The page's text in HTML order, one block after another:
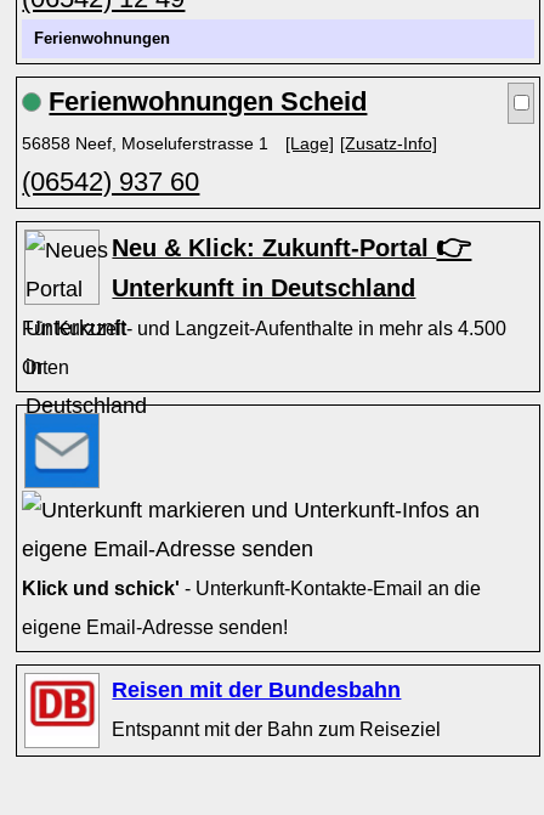
Ferienwohnungen
Ferienwohnungen Scheid
56858 Neef, Moseluferstrasse 1 [Lage] [Zusatz-Info]
(06542) 937 60
Neu & Klick: Zukunft-Portal 👉
Unterkunft in Deutschland
Für Kurzzeit- und Langzeit-Aufenthalte in mehr als 4.500
Orten
Klick und schick' - Unterkunft-Kontakte-Email an die
eigene Email-Adresse senden!
Reisen mit der Bundesbahn
Entspannt mit der Bahn zum Reiseziel